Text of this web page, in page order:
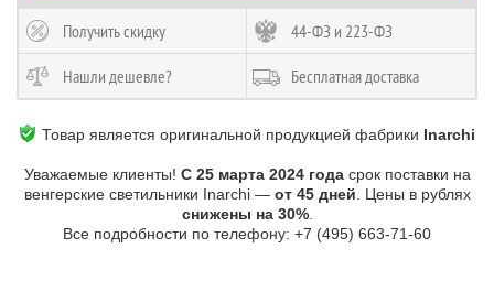
Получить скидку 44-ФЗ и 223-ФЗ
Нашли дешевле? Бесплатная доставка
Товар является оригинальной продукцией фабрики Inarchi
Уважаемые клиенты! С 25 марта 2024 годасрок поставки на
венгерские светильники Inarchi — от 45 дней . Цены в рублях
снижены на 30%.
Все подробности по телефону: +7 (495) 663-71-60